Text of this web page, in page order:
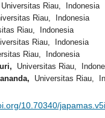
Universitas Riau, Indonesia
Riau, Indonesia
Riau, Indonesia
Riau, Indonesia
Riau, Indonesia
Universitas Riau,
Universitas Riau,
10.70340/